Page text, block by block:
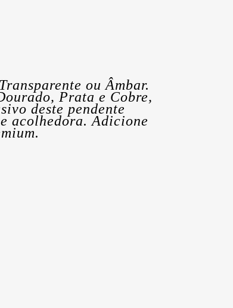
ou Âmbar.
Prata e Cobre,
deste pendente
acolhedora. Adicione